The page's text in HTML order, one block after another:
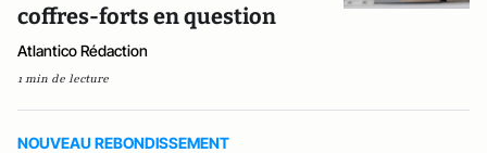
coffres-forts en question
Atlantico Rédaction
1 min de lecture
NOUVEAU REBONDISSEMENT